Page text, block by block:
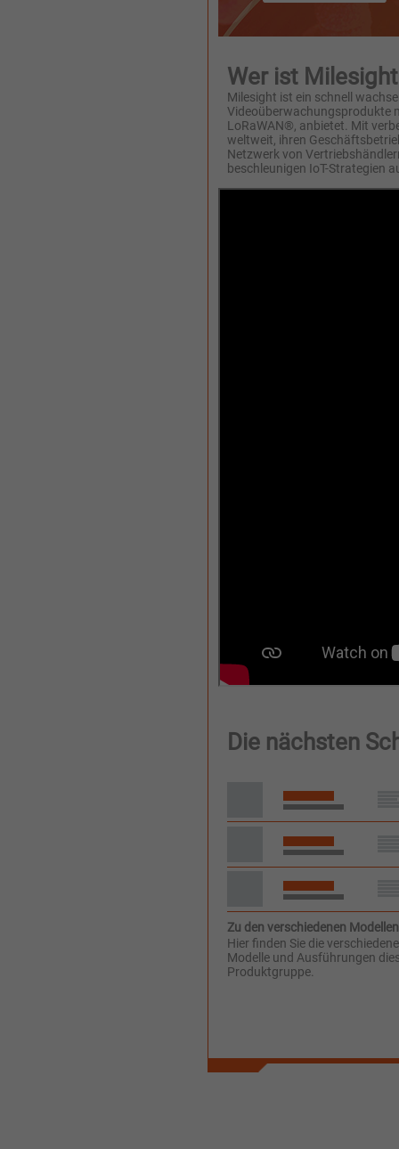
Wer ist
Milesight ist ein schnell
Videoüberwachungsprodukte
LoRaWAN®, anbietet. Mit
weltweit, ihren
Netzwerk von
beschleunigen IoT-Strategien
Die nächsten
Zu den verschiedenen Modellen
Hier finden Sie die
Modelle und Ausführungen
Produktgruppe.